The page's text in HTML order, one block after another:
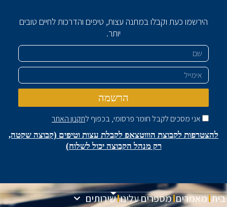
הירשמו כעת וקבלו במתנה עצות, טיפים והדרכות לחיים טובים
יותר.
שם
אימייל
אני מסכים לקבל חומר פרסומי, בכפוף לתקנון האתר
הרשמה
להצטרפות לקבוצת הוווטצאפ לקבלת עצות וטיפים (קבוצה שקטה,
רק מנהל הקבוצה יכול לשלוח)
בית מאמרים מספרים עלינו שירותים